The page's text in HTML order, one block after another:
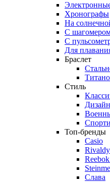
Хронографы
На
С
С
Для
Браслет
Стиль
Топ-бренды
Casio
Rivaldy
Слава